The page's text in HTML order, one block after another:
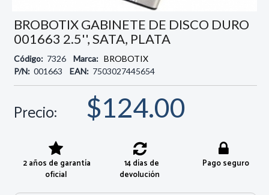
BROBOTIX GABINETE DE DISCO DURO
001663 2.5'', SATA, PLATA
Código: 7326 Marca: BROBOTIX
P/N: 001663 EAN: 7503027445654
Precio: $124.00
2 años de garantía
oficial
14 días de
devolución
Pago seguro